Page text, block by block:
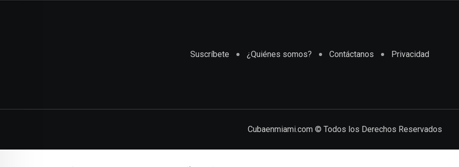
Suscríbete ¿Quiénes somos? Contáctanos Privacidad
Cubaenmiami.com © Todos los Derechos Reservados